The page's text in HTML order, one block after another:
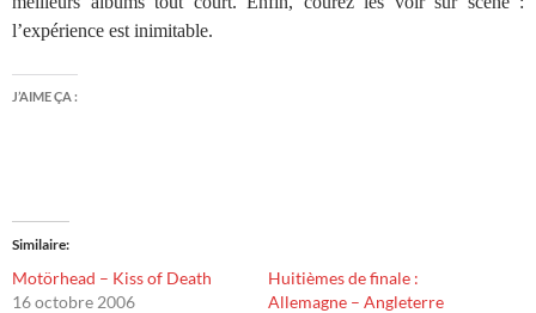
l’expérience est inimitable.
J’AIME ÇA :
Similaire
Motörhead – Kiss of Death
16 octobre 2006
Huitièmes de finale :
Allemagne – Angleterre